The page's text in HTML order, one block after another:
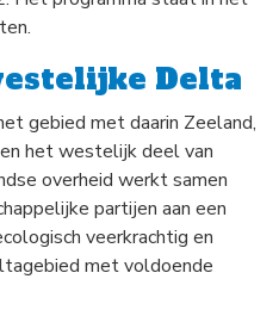
Delta
gebied met daarin Zeeland,
het westelijk deel van
overheid werkt samen
partijen aan een
veerkrachtig en
met voldoende